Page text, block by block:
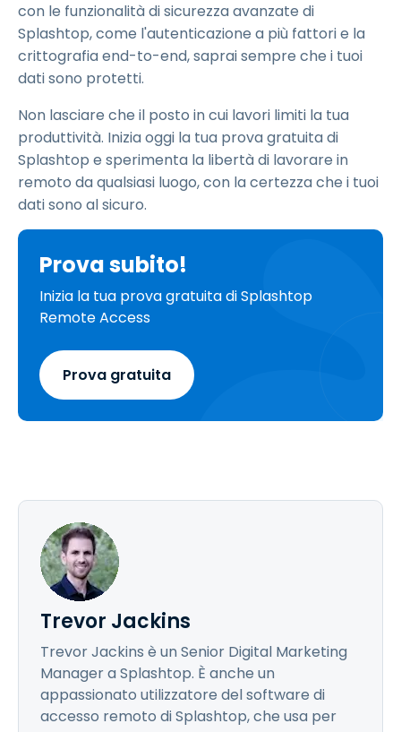
con le funzionalità di sicurezza avanzate di
Splashtop, come l'autenticazione a più fattori e la
crittografia end-to-end, saprai sempre che i tuoi
dati sono protetti.
Non lasciare che il posto in cui lavori limiti la tua
produttività. Inizia oggi la tua prova gratuita di
Splashtop e sperimenta la libertà di lavorare in
remoto da qualsiasi luogo, con la certezza che i tuoi
dati sono al sicuro.
Prova subito!
Inizia la tua prova gratuita di Splashtop
Remote Access
Prova gratuita
Trevor Jackins
Trevor Jackins è un Senior Digital Marketing
Manager a Splashtop. È anche un
appassionato utilizzatore del software di
accesso remoto di Splashtop, che usa per